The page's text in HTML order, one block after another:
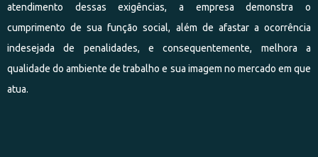
atendimento dessas exigências, a empresa demonstra o
cumprimento de sua função social, além de afastar a ocorrência
indesejada de penalidades, e consequentemente, melhora a
qualidade do ambiente de trabalho e sua imagem no mercado em que
atua.